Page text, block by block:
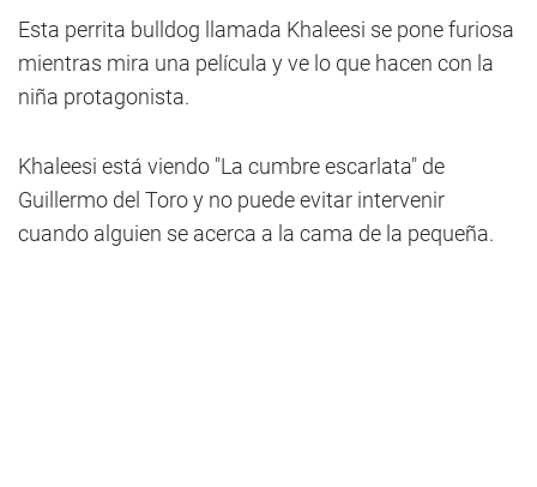
Esta perrita bulldog llamada Khaleesi se pone furiosa
mientras mira una película y ve lo que hacen con la
niña protagonista.
Khaleesi está viendo "La cumbre escarlata" de
Guillermo del Toro y no puede evitar intervenir
cuando alguien se acerca a la cama de la pequeña.